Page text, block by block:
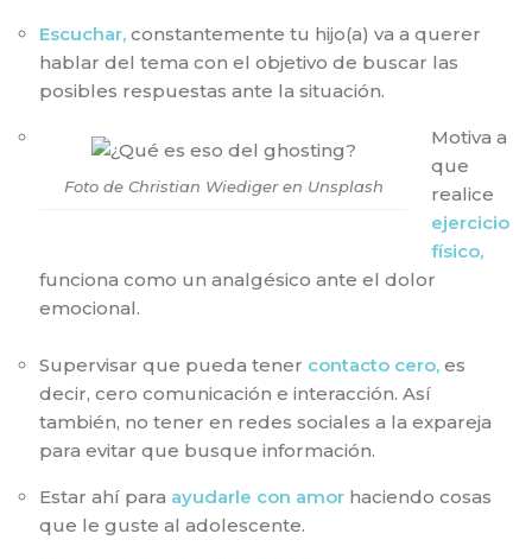
Escuchar, constantemente tu hijo(a) va a querer
hablar del tema con el objetivo de buscar las
posibles respuestas ante la situación.
Foto de Christian Wiediger en Unsplash
Motiva a
que
realice
ejercicio
físico,
funciona como un analgésico ante el dolor
emocional.
Supervisar que pueda tener contacto cero, es
decir, cero comunicación e interacción. Así
también, no tener en redes sociales a la expareja
para evitar que busque información.
Estar ahí para ayudarle con amor haciendo cosas
que le guste al adolescente.